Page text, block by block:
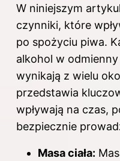
W niniejszym
czynniki, które
po spożyciu piwa.
alkohol w
wynikają z wielu
przedstawia
wpływają na czas,
bezpiecznie
Masa ciała: